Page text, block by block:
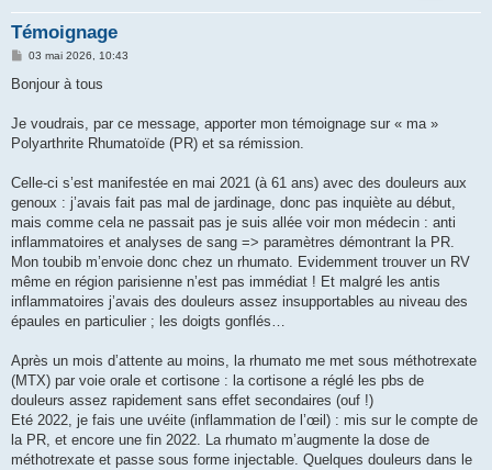
Témoignage
M
s
g
03 mai 2026, 10:43
Bonjour à tous
Je voudrais, par ce message, apporter mon témoignage sur « ma »
Polyarthrite Rhumatoïde (PR) et sa rémission.
Celle-ci s’est manifestée en mai 2021 (à 61 ans) avec des douleurs aux
genoux : j’avais fait pas mal de jardinage, donc pas inquiète au début,
mais comme cela ne passait pas je suis allée voir mon médecin : anti
inflammatoires et analyses de sang => paramètres démontrant la PR.
Mon toubib m’envoie donc chez un rhumato. Evidemment trouver un RV
même en région parisienne n’est pas immédiat ! Et malgré les antis
inflammatoires j’avais des douleurs assez insupportables au niveau des
épaules en particulier ; les doigts gonflés…
Après un mois d’attente au moins, la rhumato me met sous méthotrexate
(MTX) par voie orale et cortisone : la cortisone a réglé les pbs de
douleurs assez rapidement sans effet secondaires (ouf !)
Eté 2022, je fais une uvéite (inflammation de l’œil) : mis sur le compte de
la PR, et encore une fin 2022. La rhumato m’augmente la dose de
méthotrexate et passe sous forme injectable. Quelques douleurs dans le